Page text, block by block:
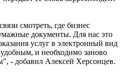
смотреть, где бизнес
документы. Для нас это
услуг в электронный вид
и необходимо заново
- добавил Алексей Херсонцев.